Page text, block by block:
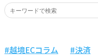
越境ECコラム 決済